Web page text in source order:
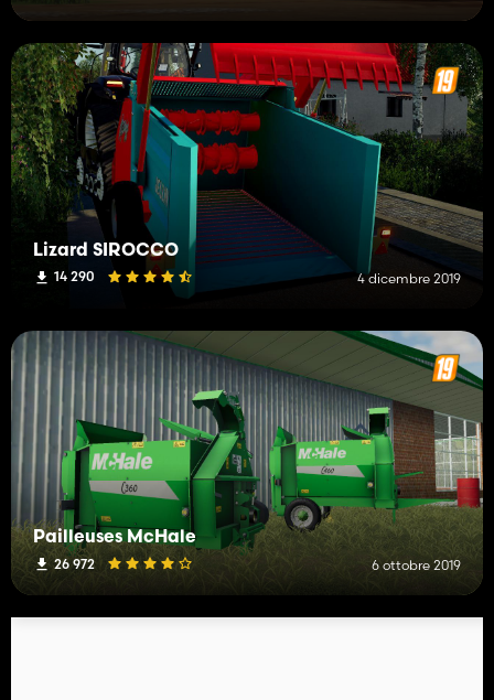
Lizard SIROCCO
14 290 4 dicembre 2019
Pailleuses McHale
26 972 6 ottobre 2019